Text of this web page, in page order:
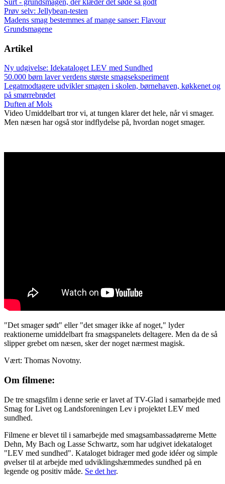
Surt - grundsmagen, der klæder det søde så godt
Prøv selv: Jellybean-testen
Madens smag bestemmes af mange sanser: Flavour
Grundsmagene
Artikel
Ny udgivelse: Idekataloget LEV med Sundhed
50.000 børn laver verdens største smagseksperiment
Legatmodtagere udvikler smagen i skolen, børnehaven, køkkenet og
på smørrebrødet
Duften af Mols
Video Umiddelbart tror vi, at tungen klarer det hele, når vi smager.
Men næsen har også stor indflydelse på, hvordan noget smager.
"Det smager sødt" eller "det smager ikke af noget," lyder
reaktionerne umiddelbart fra smagspanelets deltagere. Men da de så
slipper grebet om næsen, sker der noget nærmest magisk.
Vært: Thomas Novotny.
Om filmene:
De tre smagsfilm i denne serie er lavet af TV-Glad i samarbejde med
Smag for Livet og Landsforeningen Lev i projektet LEV med
sundhed.
Filmene er blevet til i samarbejde med smagsambassadørerne Mette
Dehn, My Bach og Lasse Schwartz, som har udgivet idekataloget
"LEV med sundhed". Kataloget bidrager med gode idéer og simple
øvelser til at arbejde med udviklingshæmmedes sundhed på en
legende og positiv måde. Se det her.